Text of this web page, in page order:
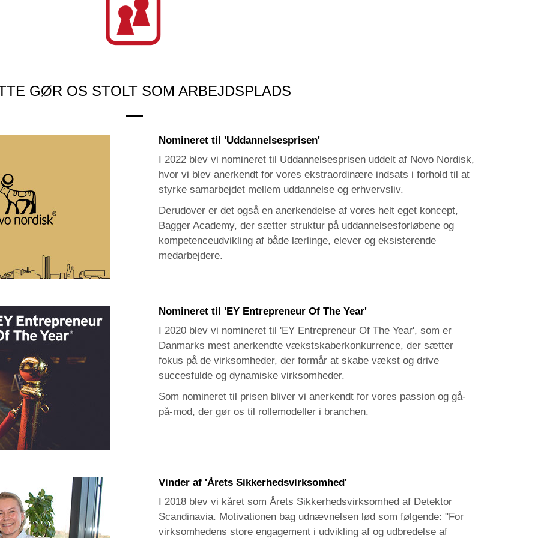
GØR OS STOLT SOM ARBEJDSPLADS
Nomineret til 'Uddannelsesprisen'
I 2022 blev vi nomineret til Uddannelsesprisen uddelt af Novo Nordisk,
hvor vi blev anerkendt for vores ekstraordinære indsats i forhold til at
styrke samarbejdet mellem uddannelse og erhvervsliv.
Derudover er det også en anerkendelse af vores helt eget koncept,
Bagger Academy, der sætter struktur på uddannelsesforløbene og
kompetenceudvikling af både lærlinge, elever og eksisterende
medarbejdere.
Nomineret til 'EY Entrepreneur Of The Year'
I 2020 blev vi nomineret til 'EY Entrepreneur Of The Year', som er
Danmarks mest anerkendte vækstskaberkonkurrence, der sætter
fokus på de virksomheder, der formår at skabe vækst og drive
succesfulde og dynamiske virksomheder.
Som nomineret til prisen bliver vi anerkendt for vores passion og gå-
på-mod, der gør os til rollemodeller i branchen.
Vinder af 'Årets Sikkerhedsvirksomhed'
I 2018 blev vi kåret som Årets Sikkerhedsvirksomhed af Detektor
Scandinavia. Motivationen bag udnævnelsen lød som følgende: "For
virksomhedens store engagement i udvikling af og udbredelse af